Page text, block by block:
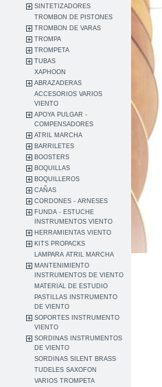
SINTETIZADORES
TROMBON DE PISTONES
TROMBON DE VARAS
TROMPA
TROMPETA
TUBAS
XAPHOON
ABRAZADERAS
ACCESORIOS VARIOS
VIENTO
APOYA PULGAR -
COMPENSADORES
ATRIL MARCHA
BARRILETES
BOOSTERS
BOQUILLAS
BOQUILLEROS
CAÑAS
CORDONES - ARNESES
FUNDA - ESTUCHE
INSTRUMENTOS VIENTO
HERRAMIENTAS VIENTO
KITS PROPACKS
LAMPARA ATRIL MARCHA
MANTENIMIENTO
INSTRUMENTOS DE VIENTO
MATERIAL DE ESTUDIO
PASTILLAS INSTRUMENTO
DE VIENTO
SOPORTES INSTRUMENTO
VIENTO
SORDINAS INSTRUMENTOS
DE VIENTO
SORDINAS SILENT BRASS
TUDELES SAXOFON
VARIOS TROMPETA